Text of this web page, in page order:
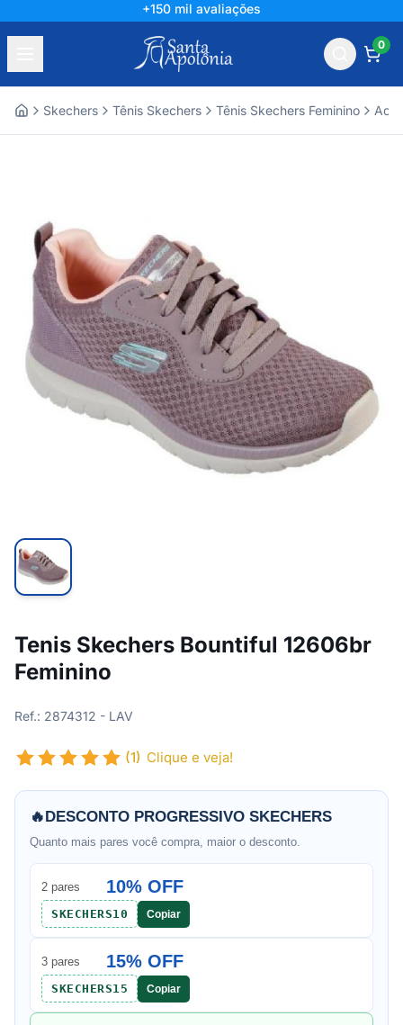
+150 mil avaliações
0
Skechers Tênis Skechers Tênis Skechers Feminino
Tenis Skechers Bountiful 12606br
Feminino
Ref.: 2874312 - LAV
(1) Clique e veja!
🔥DESCONTO PROGRESSIVO SKECHERS
Quanto mais pares você compra, maior o desconto.
2 pares 10% OFF
SKECHERS10 Copiar
3 pares 15% OFF
SKECHERS15 Copiar